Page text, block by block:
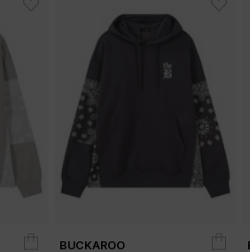
BUCKAROO